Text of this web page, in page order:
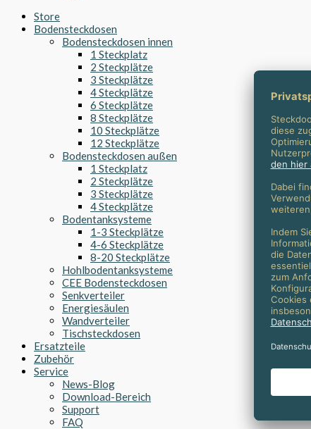
Store
Bodensteckdosen
Bodensteckdosen innen
1 Steckplatz
2 Steckplätze
3 Steckplätze
4 Steckplätze
6 Steckplätze
8 Steckplätze
10 Steckplätze
12 Steckplätze
Bodensteckdosen außen
1 Steckplatz
2 Steckplätze
3 Steckplätze
4 Steckplätze
Bodentanksysteme
1-3 Steckplätze
4-6 Steckplätze
8-20 Steckplätze
Hohlbodentanksysteme
CEE Bodensteckdosen
Senkverteiler
Energiesäulen
Wandverteiler
Tischsteckdosen
Ersatzteile
Zubehör
Service
News-Blog
Download-Bereich
Support
FAQ